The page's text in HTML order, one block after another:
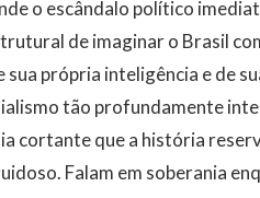
o escândalo político
de imaginar o Brasil
própria inteligência e de
tão profundamente
cortante que a história
Falam em soberania